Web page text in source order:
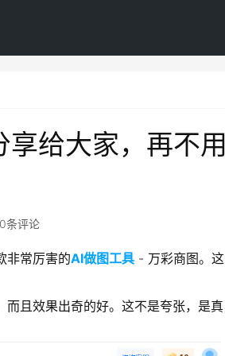
给大家，再不用
0条评论
非常厉害的AI做图工具 - 万彩商图。这
且效果出奇的好。这不是夸张，是真